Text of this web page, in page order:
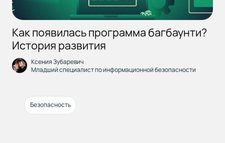
Как появилась программа багбаунти?
История развития
Ксения Зубаревич
Младший специалист по информационной безопасности
Безопасность